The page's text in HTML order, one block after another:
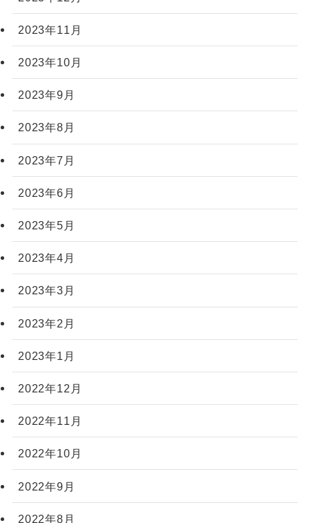
2023年11月
2023年10月
2023年9月
2023年8月
2023年7月
2023年6月
2023年5月
2023年4月
2023年3月
2023年2月
2023年1月
2022年12月
2022年11月
2022年10月
2022年9月
2022年8月